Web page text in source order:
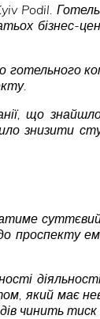
Podil.
готельного
що
знизити
проспекту
який має
чинить тиск